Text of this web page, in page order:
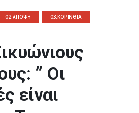
02.ΑΠΟΨΗ 03.ΚΟΡΙΝΘΙΑ
” Οι
είναι